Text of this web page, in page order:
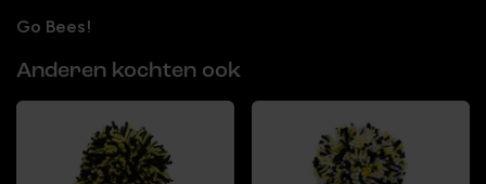
Go Bees!
Anderen kochten ook